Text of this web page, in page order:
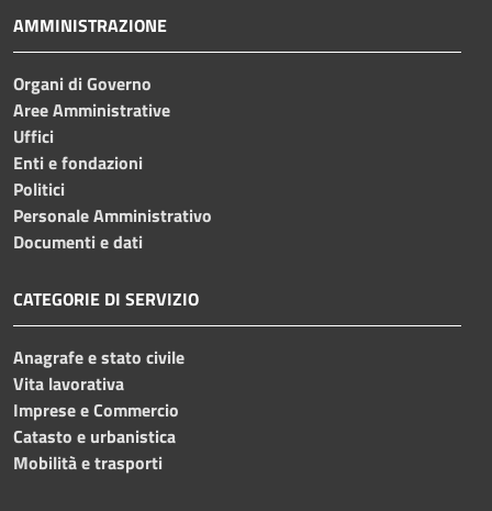
AMMINISTRAZIONE
Organi di Governo
Aree Amministrative
Uffici
Enti e fondazioni
Politici
Personale Amministrativo
Documenti e dati
CATEGORIE DI SERVIZIO
Anagrafe e stato civile
Vita lavorativa
Imprese e Commercio
Catasto e urbanistica
Mobilità e trasporti